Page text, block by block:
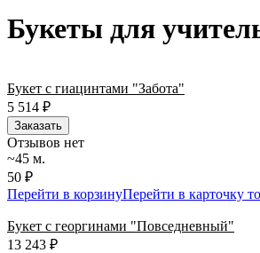
Букеты для
Букет с гиацинтами "Забота"
5 514 ₽
Заказать
Отзывов нет
~45 м.
50 ₽
Перейти в корзинуПерейти в карточку
Букет с георгинами "Повседневный"
13 243 ₽